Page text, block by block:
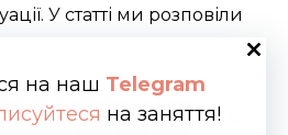
У статті ми розповіли
3 4 5 … 7 Далі
на наш Telegram
на заняття!